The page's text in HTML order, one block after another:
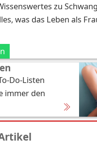
zu
was das Leben als
Do-Listen
immer den